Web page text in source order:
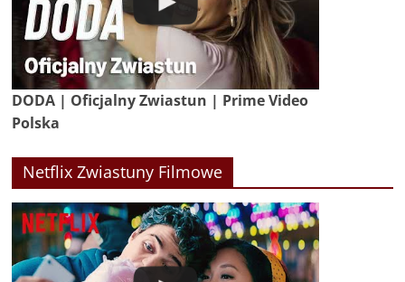
DODA | Oficjalny Zwiastun | Prime Video
Polska
Netflix Zwiastuny Filmowe